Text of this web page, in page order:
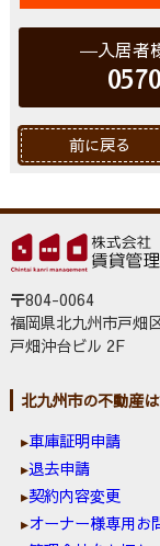
入居者
前に戻る
〒804-0064
福岡県北九州市戸畑
戸畑沖台ビル 2F
北九州市の不動産
車庫証明申請
退去申請
契約内容変更
オーナー様専用お問